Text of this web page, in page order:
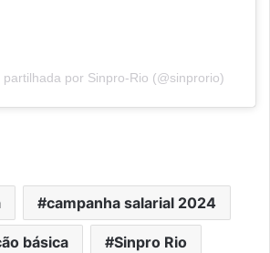
por Sinpro-Rio (@sinprorio)
campanha salarial 2024
básica Sinpro Rio